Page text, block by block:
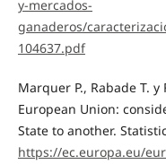
y-mercados-
ganaderos/
104637.pdf
Marquer P., Rabade T.
European Union:
State to another.
https://ec.europa.eu/